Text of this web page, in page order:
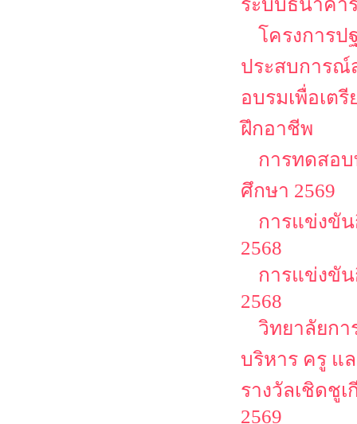
ระบบธนาคา
โครงการ
ประสบการณ์
อบรมเพื่อเต
ฝึกอาชีพ
การทดสอบ
ศึกษา 2569
การแข่งขัน
2568
การแข่งขัน
2568
วิทยาลัยก
บริหาร ครู แ
รางวัลเชิดชู
2569